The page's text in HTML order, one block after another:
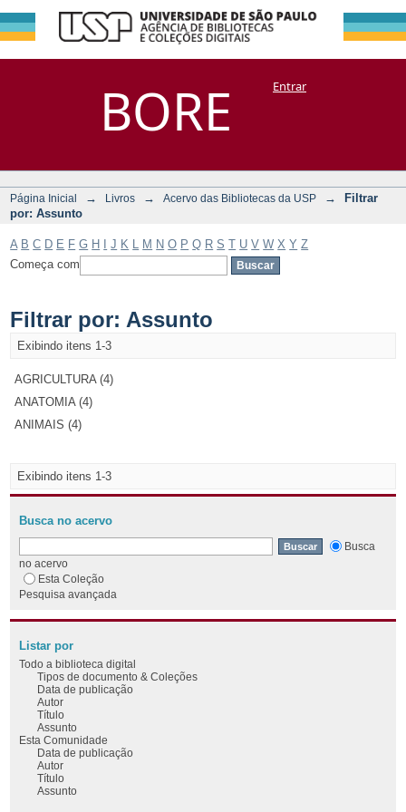
BORE
Filtrar por:
Assunto
DSpace/Manakin + CoriscoEntrar
Página Inicial → Livros → Acervo das Bibliotecas da USP →
Filtrar
por: Assunto
A B C D E F G H J K M N O P Q R S T U V W X Y Z
Começa com
Filtrar por: Assunto
Exibindo itens 1-3
AGRICULTURA (4)
ANATOMIA (4)
ANIMAIS (4)
Exibindo itens 1-3
Busca no acervo
Busca
no acervo
Esta Coleção
Pesquisa avançada
Listar por
Todo a biblioteca digital
Tipos de documento & Coleções
Data de publicação
Autor
Título
Assunto
Esta Comunidade
Data de publicação
Autor
Título
Assunto